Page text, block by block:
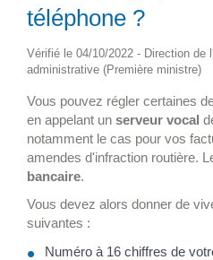
téléphone ?
Vérifié le 04/10/2022 - Direction de
administrative (Première ministre)
Vous pouvez régler certaines
en appelant un serveur vocal
notamment le cas pour vos
amendes d'infraction routière.
bancaire.
Vous devez alors donner de
suivantes :
Numéro à 16 chiffres de